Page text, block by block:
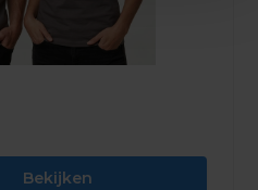
Bekijken